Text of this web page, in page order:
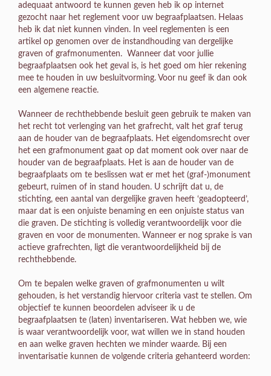
adequaat antwoord te kunnen geven heb ik op internet
gezocht naar het reglement voor uw begraafplaatsen. Helaas
heb ik dat niet kunnen vinden. In veel reglementen is een
artikel op genomen over de instandhouding van dergelijke
graven of grafmonumenten. Wanneer dat voor jullie
begraafplaatsen ook het geval is, is het goed om hier rekening
mee te houden in uw besluitvorming. Voor nu geef ik dan ook
een algemene reactie.
Wanneer de rechthebbende besluit geen gebruik te maken van
het recht tot verlenging van het grafrecht, valt het graf terug
aan de houder van de begraafplaats. Het eigendomsrecht over
het een grafmonument gaat op dat moment ook over naar de
houder van de begraafplaats. Het is aan de houder van de
begraafplaats om te beslissen wat er met het (graf-)monument
gebeurt, ruimen of in stand houden. U schrijft dat u, de
stichting, een aantal van dergelijke graven heeft ‘geadopteerd’,
maar dat is een onjuiste benaming en een onjuiste status van
die graven. De stichting is volledig verantwoordelijk voor die
graven en voor de monumenten. Wanneer er nog sprake is van
actieve grafrechten, ligt die verantwoordelijkheid bij de
rechthebbende.
Om te bepalen welke graven of grafmonumenten u wilt
gehouden, is het verstandig hiervoor criteria vast te stellen. Om
objectief te kunnen beoordelen adviseer ik u de
begraafplaatsen te (laten) inventariseren. Wat hebben we, wie
is waar verantwoordelijk voor, wat willen we in stand houden
en aan welke graven hechten we minder waarde. Bij een
inventarisatie kunnen de volgende criteria gehanteerd worden: